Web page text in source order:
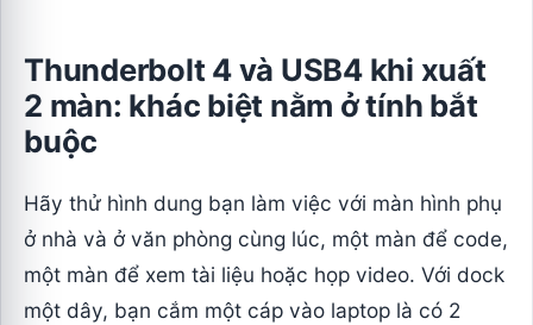
Thunderbolt 4 và USB4 khi xuất
2 màn: khác biệt nằm ở tính bắt
buộc
Hãy thử hình dung bạn làm việc với màn hình phụ
ở nhà và ở văn phòng cùng lúc, một màn để code,
một màn để xem tài liệu hoặc họp video. Với dock
một dây, bạn cắm một cáp vào laptop là có 2